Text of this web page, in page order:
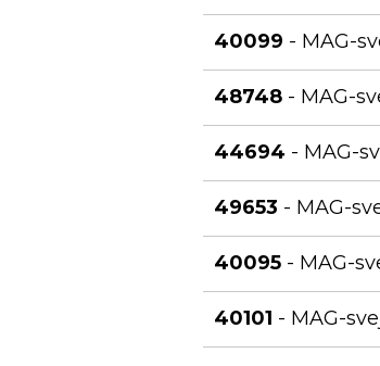
40099 - MAG-
48748 - MAG-
44694 - MAG-
49653 - MAG-
40095 - MAG-
40101 - MAG-